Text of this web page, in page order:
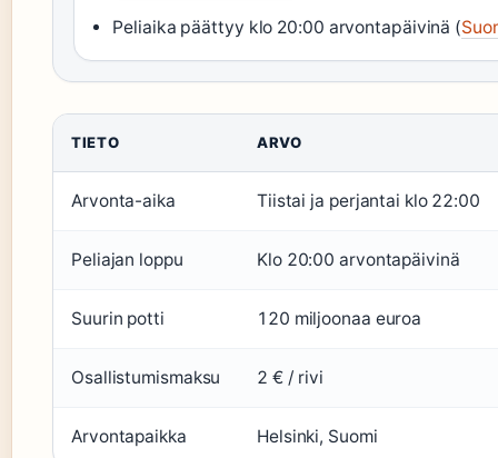
Peliaika päättyy klo 20:00 arvontapäivinä (
TIETO ARVO
Arvonta-aika Tiistai ja perjantai klo 22:00
Peliajan loppu Klo 20:00 arvontapäivinä
Suurin potti 120 miljoonaa euroa
Osallistumismaksu 2 € / rivi
Arvontapaikka Helsinki, Suomi